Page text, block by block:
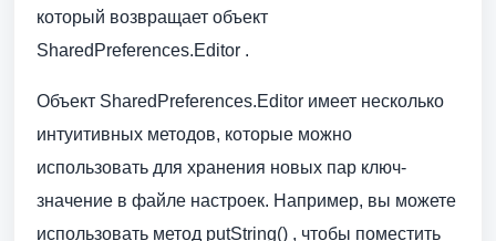
который возвращает объект
SharedPreferences.Editor .
Объект SharedPreferences.Editor имеет несколько
интуитивных методов, которые можно
использовать для хранения новых пар ключ-
значение в файле настроек. Например, вы можете
использовать метод putString() , чтобы поместить